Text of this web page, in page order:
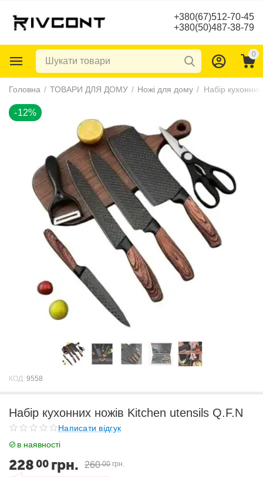
+380(67)512-70-45
+380(50)487-38-79
0
Головна / ТОВАРИ ДЛЯ ДОМУ / Ножі для дому / Набір
КОД: 9558
Набір кухонних ножів Kitchen utensils Q.F.N
Написати відгук
в наявності
228 00 грн. 260 00 грн.